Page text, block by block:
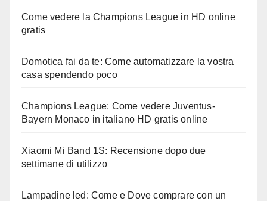
Come vedere la Champions League in HD online
gratis
Domotica fai da te: Come automatizzare la vostra
casa spendendo poco
Champions League: Come vedere Juventus-
Bayern Monaco in italiano HD gratis online
Xiaomi Mi Band 1S: Recensione dopo due
settimane di utilizzo
Lampadine led: Come e Dove comprare con un